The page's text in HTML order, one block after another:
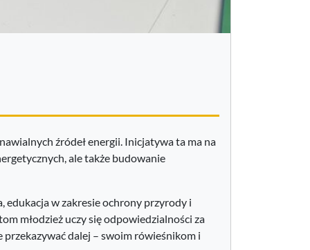
źródeł energii. Inicjatywa ta ma na
ale także budowanie
edukacja w zakresie ochrony przyrody i
młodzież uczy się odpowiedzialności za
dalej – swoim rówieśnikom i